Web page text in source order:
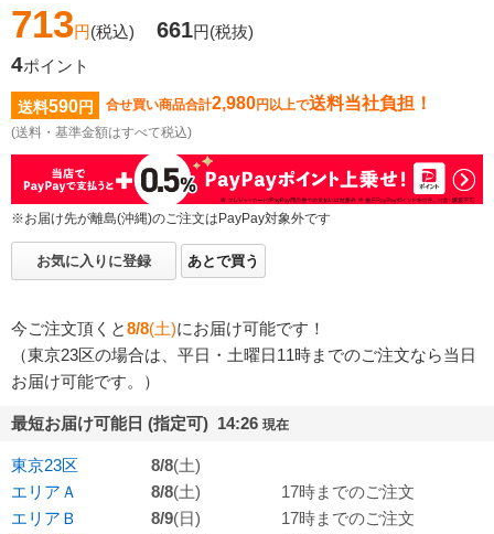
713円(税込) 661円(税抜)
4ポイント
送料590円 合せ買い商品合計2,980円以上で送料当社負担！
(送料・基準金額はすべて税込)
※お届け先が離島(沖縄)のご注文はPayPay対象外です
お気に入りに登録 あとで買う
今ご注文頂くと8/8(土)にお届け可能です！
（東京23区の場合は、平日・土曜日11時までのご注文なら当日
お届け可能です。）
最短お届け可能日 (指定可) 14:26 現在
東京23区 8/8(土)
エリアＡ
8/8(土)
17時までのご注文
エリアＢ
8/9(日)
17時までのご注文